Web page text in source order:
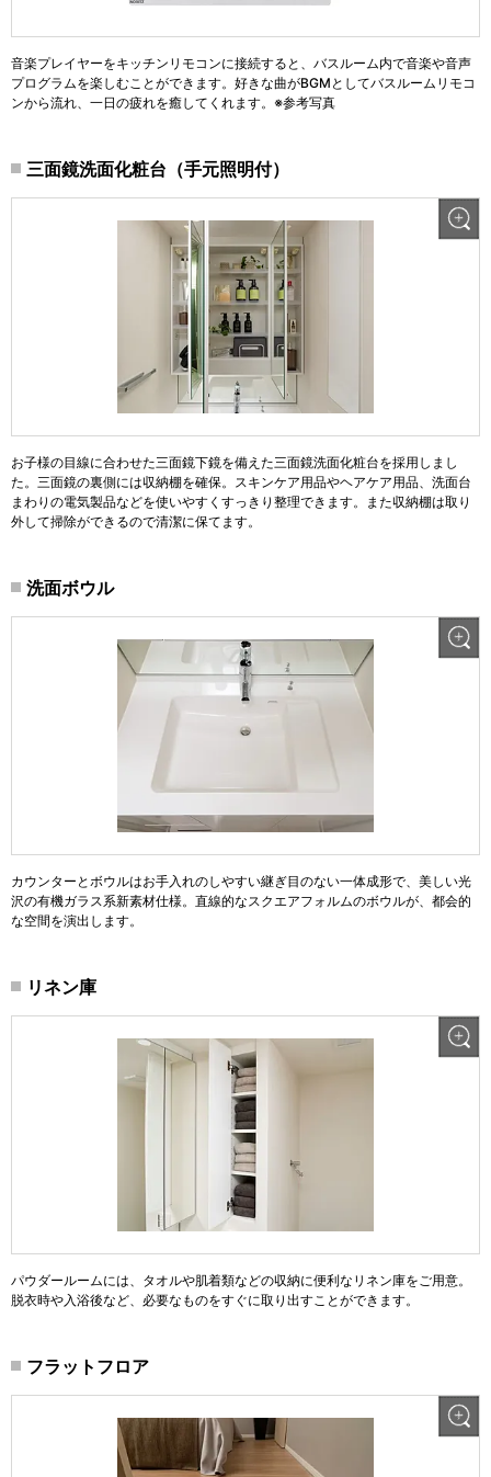
音楽プレイヤーをキッチンリモコンに接続すると、バスルーム内で音楽や音声
プログラムを楽しむことができます。好きな曲がBGMとしてバスルームリモコ
ンから流れ、一日の疲れを癒してくれます。※参考写真
三面鏡洗面化粧台（手元照明付）
お子様の目線に合わせた三面鏡下鏡を備えた三面鏡洗面化粧台を採用しまし
た。三面鏡の裏側には収納棚を確保。スキンケア用品やヘアケア用品、洗面台
まわりの電気製品などを使いやすくすっきり整理できます。また収納棚は取り
外して掃除ができるので清潔に保てます。
洗面ボウル
カウンターとボウルはお手入れのしやすい継ぎ目のない一体成形で、美しい光
沢の有機ガラス系新素材仕様。直線的なスクエアフォルムのボウルが、都会的
な空間を演出します。
リネン庫
パウダールームには、タオルや肌着類などの収納に便利なリネン庫をご用意。
脱衣時や入浴後など、必要なものをすぐに取り出すことができます。
フラットフロア